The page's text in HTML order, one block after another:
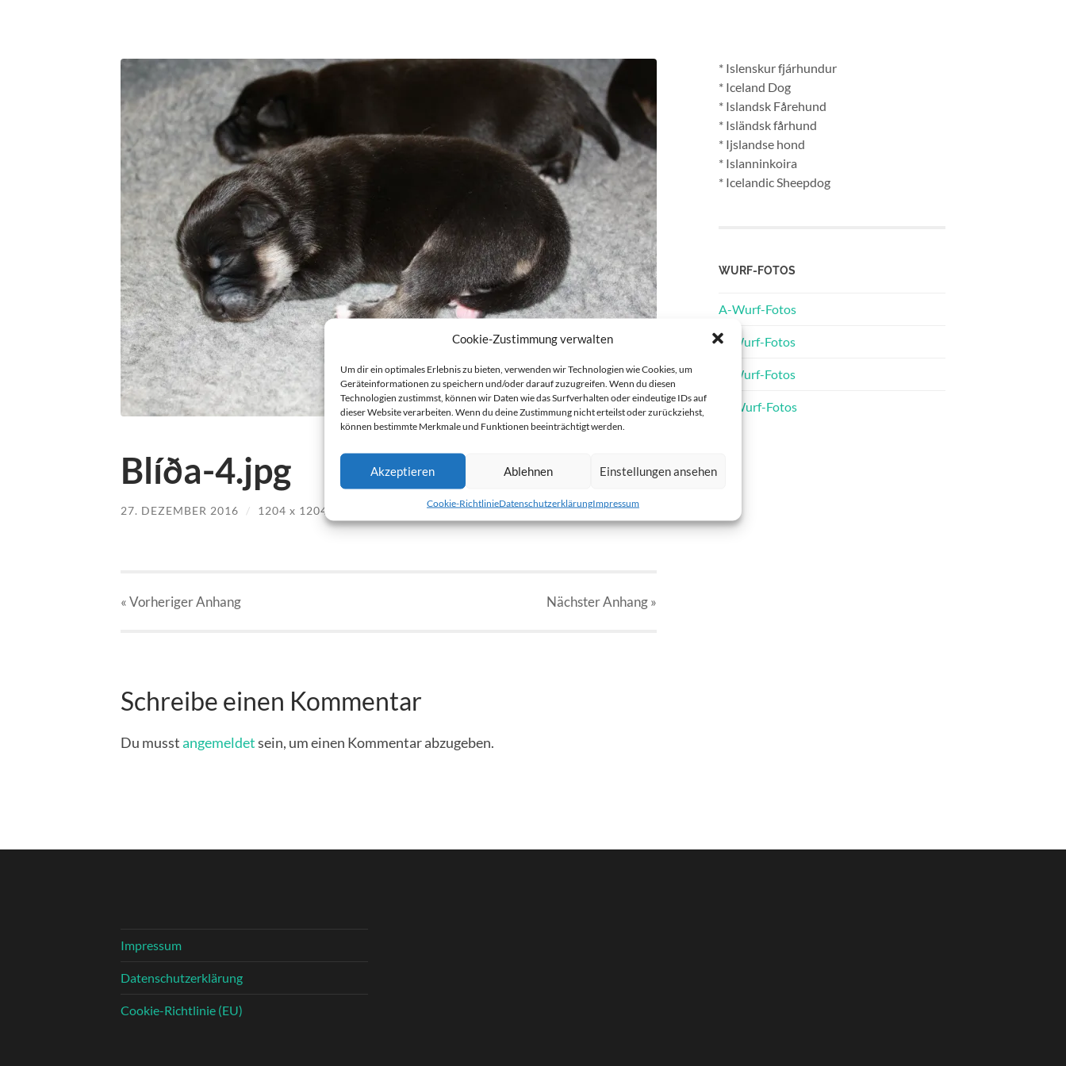
Cookie-Zustimmung verwalten
Um dir ein optimales Erlebnis zu bieten, verwenden wir Technologien wie Cookies, um
Geräteinformationen zu speichern und/oder darauf zuzugreifen. Wenn du diesen
Technologien zustimmst, können wir Daten wie das Surfverhalten oder eindeutige IDs auf
dieser Website verarbeiten. Wenn du deine Zustimmung nicht erteilst oder zurückziehst,
können bestimmte Merkmale und Funktionen beeinträchtigt werden.
Akzeptieren Ablehnen Einstellungen ansehen
Cookie-RichtlinieDatenschutzerklärungImpressum
Blíða-4.jpg
27. DEZEMBER 2016 / 1204 x 1204 PX
« VorherigerAnhang NächsterAnhang»
Schreibe einen Kommentar
Du musstangemeldetsein, um einen Kommentar abzugeben.
* Islenskur fjárhundur
* Iceland Dog
* Islandsk Fårehund
* Isländsk fårhund
* Ijslandse hond
* Islanninkoira
* Icelandic Sheepdog
WURF-FOTOS
A-Wurf-Fotos
B-Wurf-Fotos
C-Wurf-Fotos
D-Wurf-Fotos
Impressum
Datenschutzerklärung
Cookie-Richtlinie (EU)